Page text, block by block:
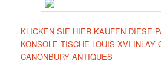
KLICKEN SIE HIER KAUFEN DIESE
KONSOLE TISCHE LOUIS XVI INLAY
CANONBURY ANTIQUES